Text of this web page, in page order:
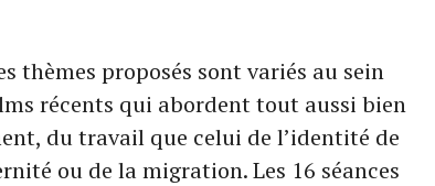
thèmes proposés sont variés au sein
récents qui abordent tout aussi bien
du travail que celui de l’identité de
ou de la migration. Les 16 séances